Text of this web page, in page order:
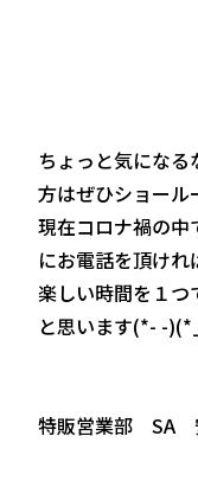
ちょっと気にな
方はぜひショール
現在コロナ禍の中
にお電話を頂けれ
楽しい時間を１つ
と思います(*- -
特販営業部 SA